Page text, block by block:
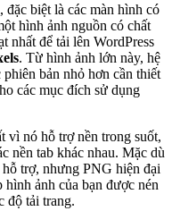
đặc biệt là các màn hình có
hình ảnh nguồn có chất
nhất để tải lên WordPress
. Từ hình ảnh lớn này, hệ
bản nhỏ hơn cần thiết
các mục đích sử dụng
vì nó hỗ trợ nền trong suốt,
nền tab khác nhau. Mặc dù
trợ, nhưng PNG hiện đại
ảnh của bạn được nén
độ tải trang.